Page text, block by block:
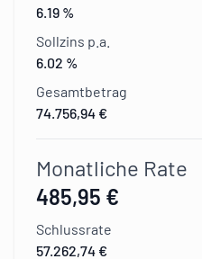
6.19 %
Sollzins p.a.
6.02 %
Gesamtbetrag
74.756,94 €
Monatliche Rate
485,95 €
Schlussrate
57.262,74 €